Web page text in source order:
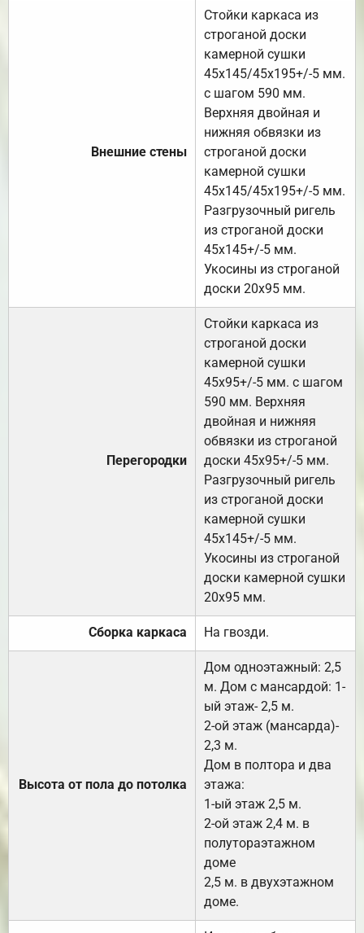
Внешние стены
Стойки каркаса из
строганой доски
камерной сушки
45х145/45х195+/-5 мм.
с шагом 590 мм.
Верхняя двойная и
нижняя обвязки из
строганой доски
камерной сушки
45х145/45х195+/-5 мм.
Разгрузочный ригель
из строганой доски
45х145+/-5 мм.
Укосины из строганой
доски 20х95 мм.
Перегородки
Стойки каркаса из
строганой доски
камерной сушки
45х95+/-5 мм. с шагом
590 мм. Верхняя
двойная и нижняя
обвязки из строганой
доски 45х95+/-5 мм.
Разгрузочный ригель
из строганой доски
камерной сушки
45х145+/-5 мм.
Укосины из строганой
доски камерной сушки
20х95 мм.
Сборка каркаса На гвозди.
Высота от пола до потолка
Дом одноэтажный: 2,5
м. Дом с мансардой: 1-
ый этаж- 2,5 м.
2-ой этаж (мансарда)-
2,3 м.
Дом в полтора и два
этажа:
1-ый этаж 2,5 м.
2-ой этаж 2,4 м. в
полутораэтажном
доме
2,5 м. в двухэтажном
доме.